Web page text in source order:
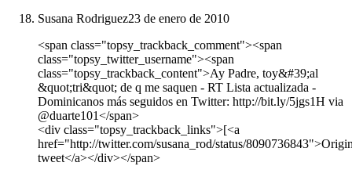
Susana Rodriguez23 de enero de 2010
<span class="topsy_trackback_comment"><span
class="topsy_twitter_username"><span
class="topsy_trackback_content">Ay Padre, toy&#39;al
&quot;tri&quot; de q me saquen - RT Lista actualizada -
Dominicanos más seguidos en Twitter: http://bit.ly/5jgs1H via
@duarte101</span>
<div class="topsy_trackback_links">[<a
href="http://twitter.com/susana_rod/status/
tweet</a></div></span>